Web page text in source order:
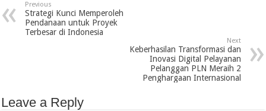
Previous
Strategi Kunci Memperoleh
Pendanaan untuk Proyek
Terbesar di Indonesia
Next
Keberhasilan Transformasi dan
Inovasi Digital Pelayanan
Pelanggan PLN Meraih 2
Penghargaan Internasional
Leave a Reply